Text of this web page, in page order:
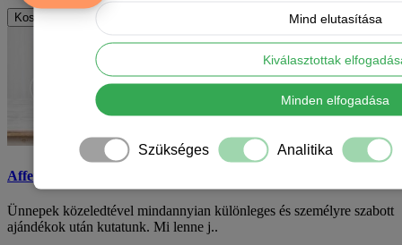
Kosárba
Affenpinscher mintás karácsonyi bögre
Ünnepek közeledtével mindannyian különleges és személyre szabott
ajándékok után kutatunk. Mi lenne j..
Mind elutasítása
Kiválasztottak
Minden elfogadása
Szükséges Analitika